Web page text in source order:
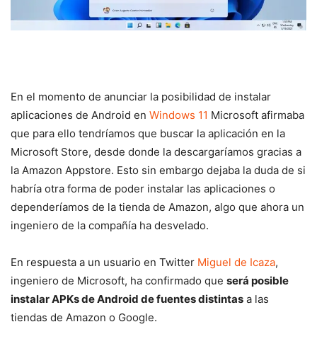
En el momento de anunciar la posibilidad de instalar
aplicaciones de Android en Windows 11 Microsoft afirmaba
que para ello tendríamos que buscar la aplicación en la
Microsoft Store, desde donde la descargaríamos gracias a
la Amazon Appstore. Esto sin embargo dejaba la duda de si
habría otra forma de poder instalar las aplicaciones o
dependeríamos de la tienda de Amazon, algo que ahora un
ingeniero de la compañía ha desvelado.
En respuesta a un usuario en Twitter Miguel de Icaza,
ingeniero de Microsoft, ha confirmado que será posible
instalar APKs de Android de fuentes distintas a las
tiendas de Amazon o Google.